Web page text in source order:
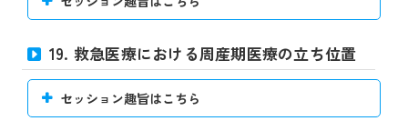
19. 救急医療における周産期医療の立ち位置
セッション趣旨はこちら